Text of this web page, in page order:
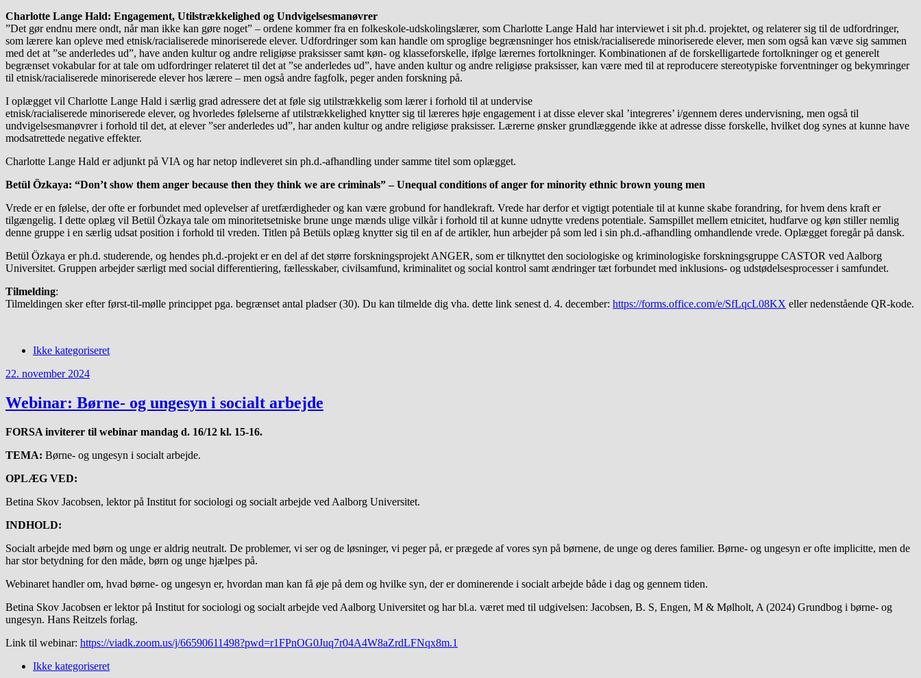
Charlotte Lange Hald: Engagement, Utilstrækkelighed og Undvigelsesmanøvrer
”Det gør endnu mere ondt, når man ikke kan gøre noget” – ordene kommer fra en folkeskole-udskolingslærer, som Charlotte Lange Hald har interviewet i sit ph.d. projektet, og relaterer sig til de udfordringer,
som lærere kan opleve med etnisk/racialiserede minoriserede elever. Udfordringer som kan handle om sproglige begrænsninger hos etnisk/racialiserede minoriserede elever, men som også kan væve sig sammen
med det at ”se anderledes ud”, have anden kultur og andre religiøse praksisser samt køn- og klasseforskelle, ifølge lærernes fortolkninger. Kombinationen af de forskelligartede fortolkninger og et generelt
begrænset vokabular for at tale om udfordringer relateret til det at ”se anderledes ud”, have anden kultur og andre religiøse praksisser, kan være med til at reproducere stereotypiske forventninger og bekymringer
til etnisk/racialiserede minoriserede elever hos lærere – men også andre fagfolk, peger anden forskning på.
I oplægget vil Charlotte Lange Hald i særlig grad adressere det at føle sig utilstrækkelig som lærer i forhold til at undervise
etnisk/racialiserede minoriserede elever, og hvorledes følelserne af utilstrækkelighed knytter sig til læreres høje engagement i at disse elever skal ’integreres’ i/gennem deres undervisning, men også til
undvigelsesmanøvrer i forhold til det, at elever ”ser anderledes ud”, har anden kultur og andre religiøse praksisser. Lærerne ønsker grundlæggende ikke at adresse disse forskelle, hvilket dog synes at kunne have
modsatrettede negative effekter.
Charlotte Lange Hald er adjunkt på VIA og har netop indleveret sin ph.d.-afhandling under samme titel som oplægget.
Betül Özkaya: “Don’t show them anger because then they think we are criminals” – Unequal conditions of anger for minority ethnic brown young men
Vrede er en følelse, der ofte er forbundet med oplevelser af uretfærdigheder og kan være grobund for handlekraft. Vrede har derfor et vigtigt potentiale til at kunne skabe forandring, for hvem dens kraft er
tilgængelig. I dette oplæg vil Betül Özkaya tale om minoritetsetniske brune unge mænds ulige vilkår i forhold til at kunne udnytte vredens potentiale. Samspillet mellem etnicitet, hudfarve og køn stiller nemlig
denne gruppe i en særlig udsat position i forhold til vreden. Titlen på Betüls oplæg knytter sig til en af de artikler, hun arbejder på som led i sin ph.d.-afhandling omhandlende vrede. Oplægget foregår på dansk.
Betül Özkaya er ph.d. studerende, og hendes ph.d.-projekt er en del af det større forskningsprojekt ANGER, som er tilknyttet den sociologiske og kriminologiske forskningsgruppe CASTOR ved Aalborg
Universitet. Gruppen arbejder særligt med social differentiering, fællesskaber, civilsamfund, kriminalitet og social kontrol samt ændringer tæt forbundet med inklusions- og udstødelsesprocesser i samfundet.
Tilmelding:
Tilmeldingen sker efter først-til-mølle princippet pga. begrænset antal pladser (30). Du kan tilmelde dig vha. dette link senest d. 4. december: https://forms.office.com/e/SfLqcL08KX eller nedenstående QR-kode.
Ikke kategoriseret
22. november 2024
Webinar: Børne- og ungesyn i socialt arbejde
FORSA inviterer til webinar mandag d. 16/12 kl. 15-16.
TEMA: Børne- og ungesyn i socialt arbejde.
OPLÆG VED:
Betina Skov Jacobsen, lektor på Institut for sociologi og socialt arbejde ved Aalborg Universitet.
INDHOLD:
Socialt arbejde med børn og unge er aldrig neutralt. De problemer, vi ser og de løsninger, vi peger på, er prægede af vores syn på børnene, de unge og deres familier. Børne- og ungesyn er ofte implicitte, men de
har stor betydning for den måde, børn og unge hjælpes på.
Webinaret handler om, hvad børne- og ungesyn er, hvordan man kan få øje på dem og hvilke syn, der er dominerende i socialt arbejde både i dag og gennem tiden.
Betina Skov Jacobsen er lektor på Institut for sociologi og socialt arbejde ved Aalborg Universitet og har bl.a. været med til udgivelsen: Jacobsen, B. S, Engen, M & Mølholt, A (2024) Grundbog i børne- og
ungesyn. Hans Reitzels forlag.
Link til webinar: https://viadk.zoom.us/j/66590611498?pwd=r1FPnOG0Juq7r04A4W8aZrdLFNqx8m.1
Ikke kategoriseret